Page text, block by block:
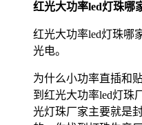
红光大功率led灯珠哪
红光大功率led灯珠哪
光电。
为什么小功率直插和
到红光大功率led灯珠
光灯珠厂家主要就是